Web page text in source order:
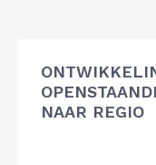
NAAR REGIO